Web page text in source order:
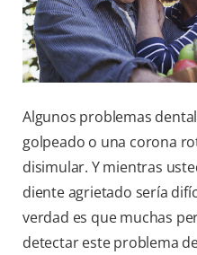
Algunos problemas
golpeado o una corona
disimular. Y mientras
diente agrietado sería
verdad es que muchas
detectar este problema